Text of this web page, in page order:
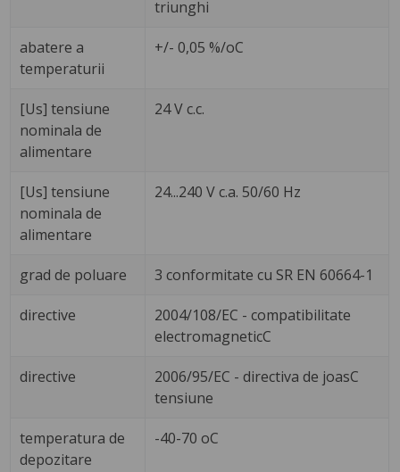
triunghi
abatere a
temperaturii
+/- 0,05 %/oC
[Us] tensiune
nominala de
alimentare
24 V c.c.
[Us] tensiune
nominala de
alimentare
24...240 V c.a. 50/60 Hz
grad de poluare 3 conformitate cu SR EN 60664-1
directive
2004/108/EC - compatibilitate
electromagneticC
directive
2006/95/EC - directiva de joasC
tensiune
temperatura de
depozitare
-40-70 oC